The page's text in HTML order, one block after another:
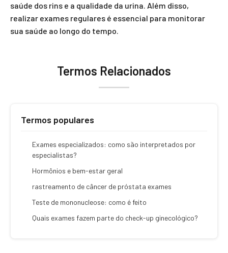
saúde dos rins e a qualidade da urina. Além disso,
realizar exames regulares é essencial para monitorar
sua saúde ao longo do tempo.
Termos Relacionados
Termos populares
Exames especializados: como são interpretados por
especialistas?
Hormônios e bem-estar geral
rastreamento de câncer de próstata exames
Teste de mononucleose: como é feito
Quais exames fazem parte do check-up ginecológico?